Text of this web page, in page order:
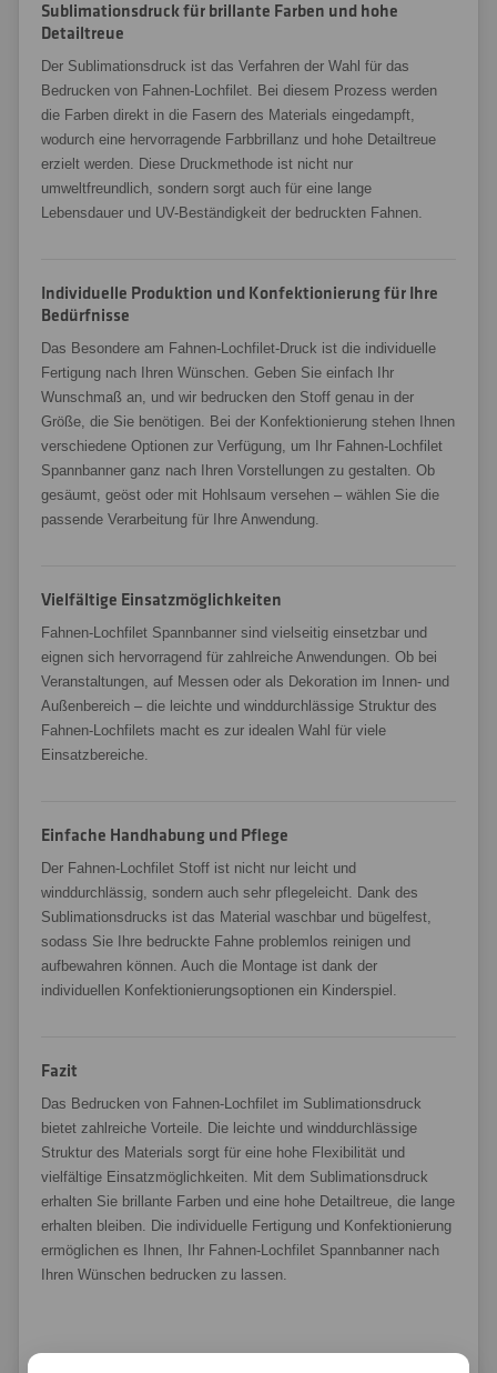
Sublimationsdruck für brillante Farben und hohe
Detailtreue
Der Sublimationsdruck ist das Verfahren der Wahl für das
Bedrucken von Fahnen-Lochfilet. Bei diesem Prozess werden
die Farben direkt in die Fasern des Materials eingedampft,
wodurch eine hervorragende Farbbrillanz und hohe Detailtreue
erzielt werden. Diese Druckmethode ist nicht nur
umweltfreundlich, sondern sorgt auch für eine lange
Lebensdauer und UV-Beständigkeit der bedruckten Fahnen.
Individuelle Produktion und Konfektionierung für Ihre
Bedürfnisse
Das Besondere am Fahnen-Lochfilet-Druck ist die individuelle
Fertigung nach Ihren Wünschen. Geben Sie einfach Ihr
Wunschmaß an, und wir bedrucken den Stoff genau in der
Größe, die Sie benötigen. Bei der Konfektionierung stehen Ihnen
verschiedene Optionen zur Verfügung, um Ihr Fahnen-Lochfilet
Spannbanner ganz nach Ihren Vorstellungen zu gestalten. Ob
gesäumt, geöst oder mit Hohlsaum versehen – wählen Sie die
passende Verarbeitung für Ihre Anwendung.
Vielfältige Einsatzmöglichkeiten
Fahnen-Lochfilet Spannbanner sind vielseitig einsetzbar und
eignen sich hervorragend für zahlreiche Anwendungen. Ob bei
Veranstaltungen, auf Messen oder als Dekoration im Innen- und
Außenbereich – die leichte und winddurchlässige Struktur des
Fahnen-Lochfilets macht es zur idealen Wahl für viele
Einsatzbereiche.
Einfache Handhabung und Pflege
Der Fahnen-Lochfilet Stoff ist nicht nur leicht und
winddurchlässig, sondern auch sehr pflegeleicht. Dank des
Sublimationsdrucks ist das Material waschbar und bügelfest,
sodass Sie Ihre bedruckte Fahne problemlos reinigen und
aufbewahren können. Auch die Montage ist dank der
individuellen Konfektionierungsoptionen ein Kinderspiel.
Fazit
Das Bedrucken von Fahnen-Lochfilet im Sublimationsdruck
bietet zahlreiche Vorteile. Die leichte und winddurchlässige
Struktur des Materials sorgt für eine hohe Flexibilität und
vielfältige Einsatzmöglichkeiten. Mit dem Sublimationsdruck
erhalten Sie brillante Farben und eine hohe Detailtreue, die lange
erhalten bleiben. Die individuelle Fertigung und Konfektionierung
ermöglichen es Ihnen, Ihr Fahnen-Lochfilet Spannbanner nach
Ihren Wünschen bedrucken zu lassen.